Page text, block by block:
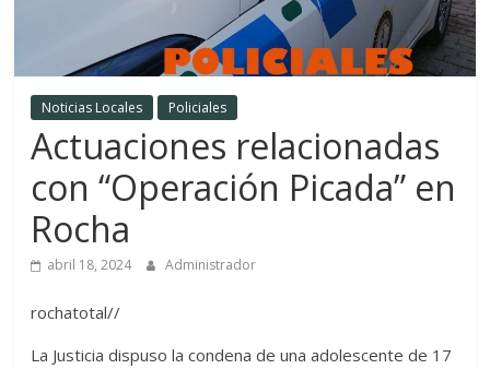
Noticias Locales Policiales
Actuaciones relacionadas
con “Operación Picada” en
Rocha
abril 18, 2024 Administrador
rochatotal//
La Justicia dispuso la condena de una adolescente de 17